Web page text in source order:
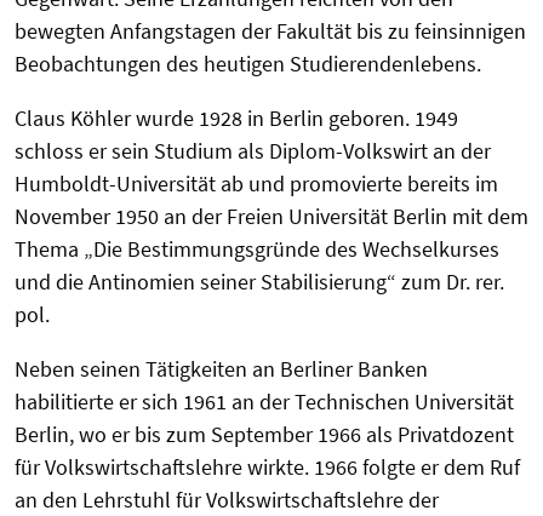
bewegten Anfangstagen der Fakultät bis zu feinsinnigen
Beobachtungen des heutigen Studierendenlebens.
Claus Köhler wurde 1928 in Berlin geboren. 1949
schloss er sein Studium als Diplom-Volkswirt an der
Humboldt-Universität ab und promovierte bereits im
November 1950 an der Freien Universität Berlin mit dem
Thema „Die Bestimmungsgründe des Wechselkurses
und die Antinomien seiner Stabilisierung“ zum Dr. rer.
pol.
Neben seinen Tätigkeiten an Berliner Banken
habilitierte er sich 1961 an der Technischen Universität
Berlin, wo er bis zum September 1966 als Privatdozent
für Volkswirtschaftslehre wirkte. 1966 folgte er dem Ruf
an den Lehrstuhl für Volkswirtschaftslehre der